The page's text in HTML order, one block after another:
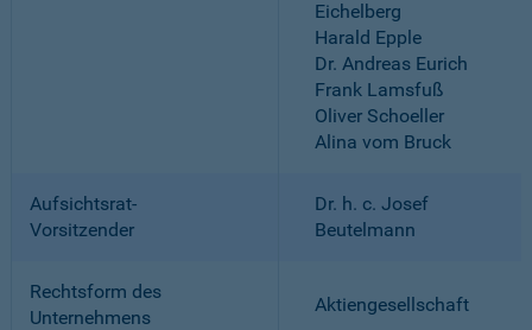
Eichelberg
Harald Epple
Dr. Andreas Eurich
Frank Lamsfuß
Oliver Schoeller
Alina vom Bruck
Aufsichtsrat-
Vorsitzender
Dr. h. c. Josef
Beutelmann
Rechtsform des
Unternehmens
Aktiengesellschaft